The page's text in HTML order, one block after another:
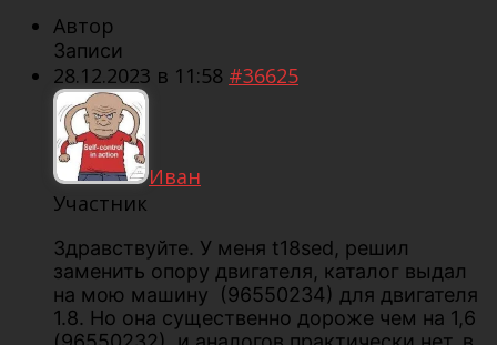
Автор
Записи
28.12.2023 в 11:58 #36625
Иван
Участник
Здравствуйте. У меня t18sed, решил
заменить опору двигателя, каталог выдал
на мою машину (96550234) для двигателя
1.8. Но она существенно дороже чем на 1,6